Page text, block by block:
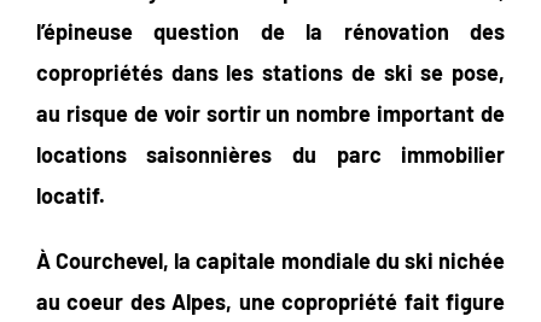
l’épineuse question de la rénovation des
copropriétés dans les stations de ski se pose,
au risque de voir sortir un nombre important de
locations saisonnières du parc immobilier
locatif.
À Courchevel, la capitale mondiale du ski nichée
au coeur des Alpes, une copropriété fait figure